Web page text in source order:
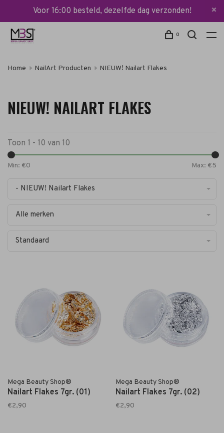
Voor 16:00 besteld, dezelfde dag verzonden!
0
Home NailArt Producten NIEUW! Nailart Flakes
NIEUW! NAILART FLAKES
Toon 1 - 10 van 10
Min: €0 Max: €5
- NIEUW! Nailart Flakes
Alle merken
Standaard
Mega Beauty Shop®
Nailart Flakes 7gr. (01)
€2,90
Mega Beauty Shop®
Nailart Flakes 7gr. (02)
€2,90